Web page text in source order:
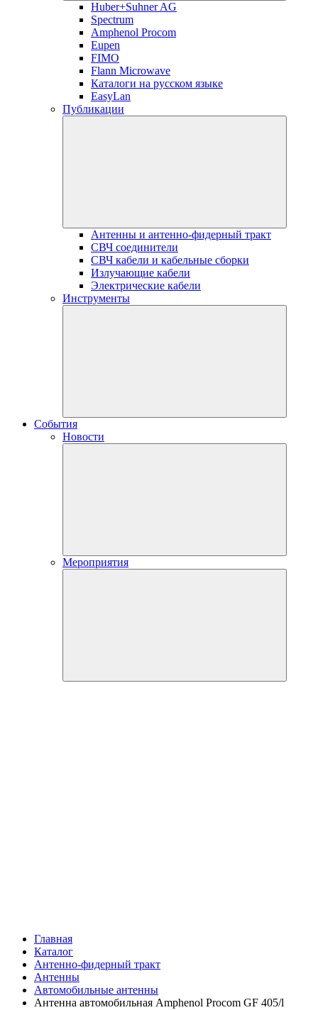
Huber+Suhner AG
Spectrum
Amphenol Procom
Eupen
FIMO
Flann Microwave
Каталоги на русском языке
EasyLan
Публикации
Антенны и антенно-фидерный тракт
СВЧ соединители
СВЧ кабели и кабельные сборки
Излучающие кабели
Электрические кабели
Инструменты
События
Новости
Мероприятия
Главная
Каталог
Антенно-фидерный тракт
Антенны
Автомобильные антенны
Антенна автомобильная Amphenol Procom GF 405/l